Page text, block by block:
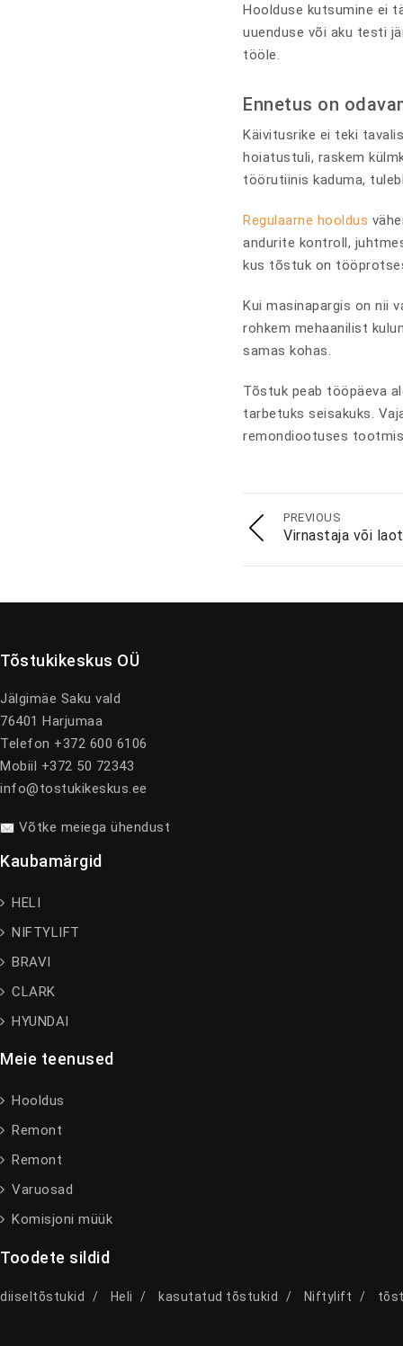
Hoolduse kutsumine ei
uuenduse või aku testi
tööle.
Ennetus on
Käivitusrike ei teki
hoiatustuli, raskem
töörutiinis kaduma,
Regulaarne hooldus
andurite kontroll,
kus tõstuk on
Kui masinapargis on nii
rohkem mehaanilist
samas kohas.
Tõstuk peab tööpäeva
tarbetuks seisakuks.
remondiootuses
PREVIOUS
Virnastaja või
Tõstukikeskus OÜ
Jälgimäe Saku vald
76401 Harjumaa
Telefon +372 600 6106
Mobiil +372 50 72343
info@tostukikeskus.ee
Võtke meiega ühendust
Kaubamärgid
HELI
NIFTYLIFT
BRAVI
CLARK
HYUNDAI
Meie teenused
Hooldus
Remont
Remont
Varuosad
Komisjoni müük
Toodete sildid
diiseltõstukid Heli kasutatud tõstukid Niftylift